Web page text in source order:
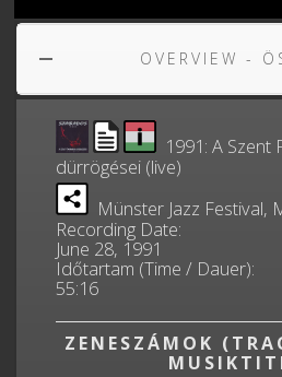
OVERVIEW -
1991: A Szent
dürrögései (live)
Münster Jazz Festival,
Recording Date:
June 28, 1991
Időtartam (Time / Dauer):
55:16
ZENESZÁMOK